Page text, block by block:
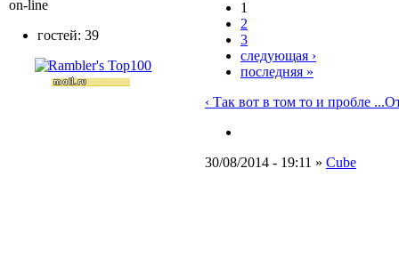
1
2
3
следующая ›
последняя »
‹ Так вот в том то и пробле ...
30/08/2014 - 19:11 » Cube
on-line
гостей: 39